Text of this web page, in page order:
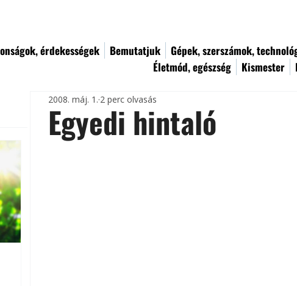
érdekességek Bemutatjuk Gépek, szerszámok,
Életmód, egészség
Kismester
Egyedi hintaló
2008. máj. 1. 2 perc olvasás